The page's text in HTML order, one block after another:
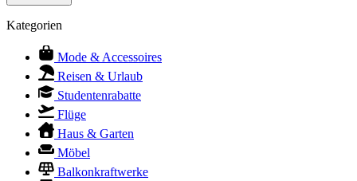
Kategorien
Mode & Accessoires
Reisen & Urlaub
Studentenrabatte
Flüge
Haus & Garten
Möbel
Balkonkraftwerke